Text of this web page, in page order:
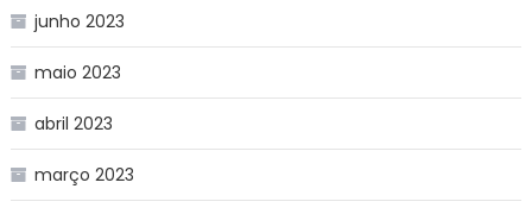
junho 2023
maio 2023
abril 2023
março 2023